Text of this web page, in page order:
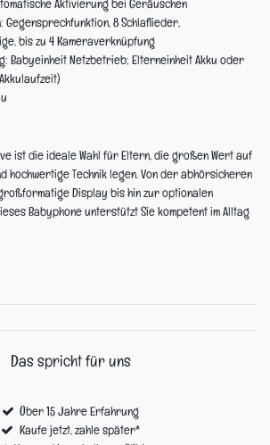
Aktivierung bei Geräuschen
Gegensprechfunktion, 8 Schlaflieder,
bis zu 4 Kameraverknüpfung
Babyeinheit Netzbetrieb; Elterneinheit Akku oder
ist die ideale Wahl für Eltern, die großen Wert auf
hochwertige Technik legen. Von der abhörsicheren
Display bis hin zur optionalen
Babyphone unterstützt Sie kompetent im Alltag
Das spricht für uns
Über 15 Jahre Erfahrung
Kaufe jetzt, zahle später*